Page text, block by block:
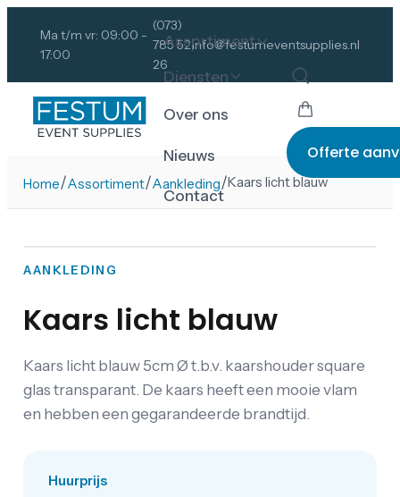
Ma t/m vr: 09:00 -
17:00
(073)
785 52
26
info@festumeventsupplies.nl
Assortiment
Diensten
Over ons
Nieuws
Contact
Offerte
Home/Assortiment/Aankleding/Kaars licht blauw
AANKLEDING
Kaars licht blauw
Kaars licht blauw 5cm Ø t.b.v. kaarshouder square
glas transparant. De kaars heeft een mooie vlam
en hebben een gegarandeerde brandtijd.
Huurprijs